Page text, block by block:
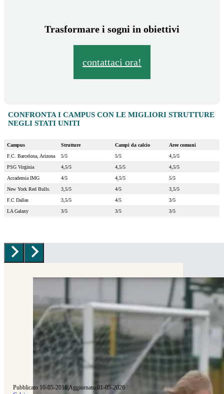
Trasformare i sogni in obiettivi
contattaci ora!
CONFRONTA I CAMPUS CON LE MIGLIORI STRUTTURE
NEGLI STATI UNITI
Campus Strutture Campi da calcio
Aree comuni
F.C. Barcelona, Arizona
5/5 5/5
4,5/5
PSG Virginia
4,5/5 4,5/5
4,5/5
Accademia IMG
4/5 4,5/5
5/5
New York Red Bulls.
3,5/5 4/5
3,5/5
F.C Dallas
3,5/5 4/5
3/5
LA Galaxy
3/5 3/5 3/5
Pubblicato 10-05-2016|Aggiornato 01-05-2026